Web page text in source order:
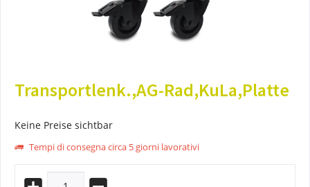
Transportlenk.,AG-Rad,KuLa,Platte
Keine Preise sichtbar
Tempi di consegna circa 5 giorni lavorativi